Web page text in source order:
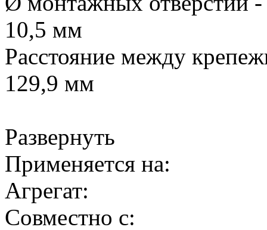
10,5 мм
Расстояние между
129,9 мм
Развернуть
Применяется на:
Агрегат:
Совместно с: